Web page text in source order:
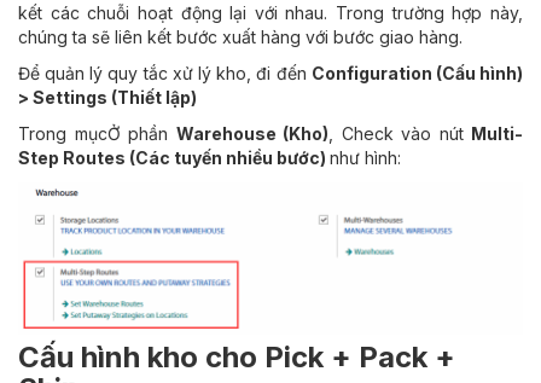
kết các chuỗi hoạt động lại với nhau. Trong trường hợp này,
chúng ta sẽ liên kết bước xuất hàng với bước giao hàng.
Để quản lý quy tắc xử lý kho, đi đến Configuration (Cấu hình)
> Settings (Thiết lập)
Trong mụcỞ phần Warehouse (Kho) , Check vào nút Multi-
Step Routes (Các tuyến nhiều bước) như hình:
Cấu hình kho cho Pick + Pack +